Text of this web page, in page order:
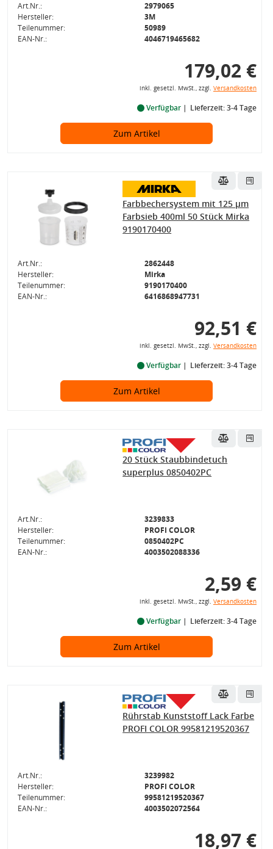
Art.Nr.:
2979065
Hersteller:
3M
Teilenummer:
50989
EAN-Nr.:
4046719465682
179,02 €
inkl. gesetzl. MwSt., zzgl. Versandkosten
Verfügbar Lieferzeit: 3-4 Tage
Zum Artikel
Farbbechersystem mit 125 µm
Farbsieb 400ml 50 Stück Mirka
9190170400
Art.Nr.:
2862448
Hersteller:
Mirka
Teilenummer:
9190170400
EAN-Nr.:
6416868947731
92,51 €
inkl. gesetzl. MwSt., zzgl. Versandkosten
Verfügbar Lieferzeit: 3-4 Tage
Zum Artikel
20 Stück Staubbindetuch
superplus 0850402PC
Art.Nr.:
3239833
Hersteller:
PROFI COLOR
Teilenummer:
0850402PC
EAN-Nr.:
4003502088336
2,59 €
inkl. gesetzl. MwSt., zzgl. Versandkosten
Verfügbar Lieferzeit: 3-4 Tage
Zum Artikel
Rührstab Kunststoff Lack Farbe
PROFI COLOR 99581219520367
Art.Nr.:
3239982
Hersteller:
PROFI COLOR
Teilenummer:
99581219520367
EAN-Nr.:
4003502072564
18,97 €